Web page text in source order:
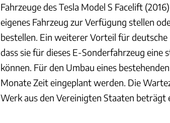
Fahrzeuge des Tesla Model S Facelift
eigenes Fahrzeug zur Verfügung stellen
bestellen. Ein weiterer Vorteil für deutsche
dass sie für dieses E-Sonderfahrzeug
können. Für den Umbau eines
Monate Zeit eingeplant werden. Die
Werk aus den Vereinigten Staaten beträgt